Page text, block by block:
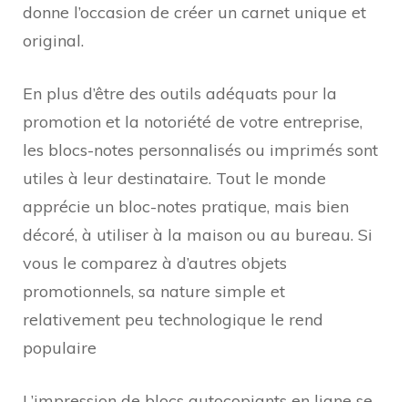
donne l’occasion de créer un carnet unique et
original.
En plus d’être des outils adéquats pour la
promotion et la notoriété de votre entreprise,
les blocs-notes personnalisés ou imprimés sont
utiles à leur destinataire. Tout le monde
apprécie un bloc-notes pratique, mais bien
décoré, à utiliser à la maison ou au bureau. Si
vous le comparez à d’autres objets
promotionnels, sa nature simple et
relativement peu technologique le rend
populaire